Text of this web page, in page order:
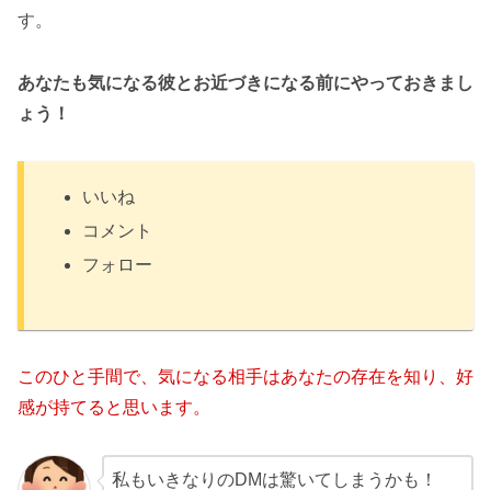
す。
あなたも気になる彼とお近づきになる前にやっておきまし
ょう！
いいね
コメント
フォロー
このひと手間で、気になる相手はあなたの存在を知り、好
感が持てると思います。
私もいきなりのDMは驚いてしまうかも！